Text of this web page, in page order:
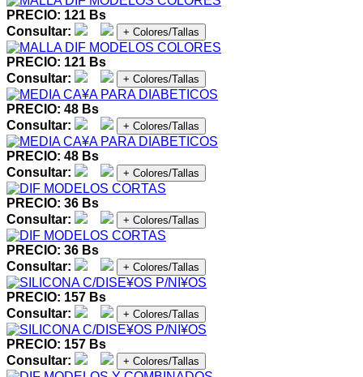
PRECIO: 121 Bs
Consultar:
+ Colores/Tallas
PRECIO: 121 Bs
Consultar:
+ Colores/Tallas
PRECIO: 48 Bs
Consultar:
+ Colores/Tallas
PRECIO: 48 Bs
Consultar:
+ Colores/Tallas
PRECIO: 36 Bs
Consultar:
+ Colores/Tallas
PRECIO: 36 Bs
Consultar:
+ Colores/Tallas
PRECIO: 157 Bs
Consultar:
+ Colores/Tallas
PRECIO: 157 Bs
Consultar:
+ Colores/Tallas